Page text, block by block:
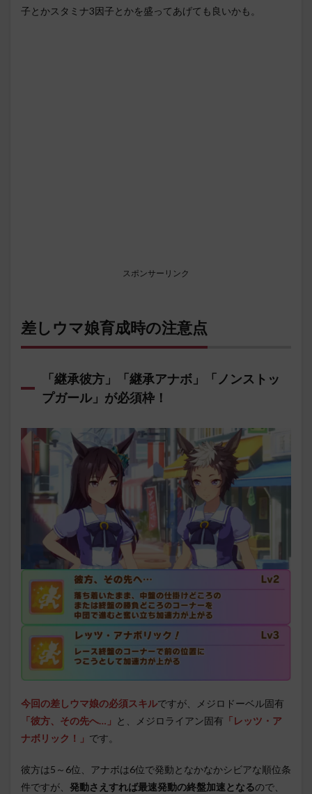
子とかスタミナ3因子とかを盛ってあげても良いかも。
スポンサーリンク
差しウマ娘育成時の注意点
「継承彼方」「継承アナボ」「ノンストッ
プガール」が必須枠！
今回の差しウマ娘の必須スキルですが、メジロドーベル固有
「彼方、その先へ…」 と、メジロライアン固有 「レッツ・ア
ナボリック！」 です。
彼方は5～6位、アナボは6位で発動となかなかシビアな順位条
件ですが、 発動さえすれば最速発動の終盤加速となるので、